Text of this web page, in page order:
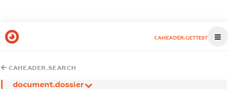
CAHEADER.GETTEST
CAHEADER.SEARCH
document.dossier